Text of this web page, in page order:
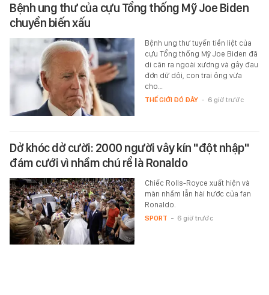
Bệnh ung thư của cựu Tổng thống Mỹ Joe Biden
chuyển biến xấu
Bệnh ung thư tuyến tiền liệt của
cựu Tổng thống Mỹ Joe Biden đã
di căn ra ngoài xương và gây đau
đớn dữ dội, con trai ông vừa
cho…
THẾ GIỚI ĐÓ ĐÂY - 6 giờ trước
Dở khóc dở cười: 2000 người vây kín "đột nhập"
đám cưới vì nhầm chú rể là Ronaldo
Chiếc Rolls-Royce xuất hiện và
màn nhầm lẫn hài hước của fan
Ronaldo.
SPORT - 6 giờ trước